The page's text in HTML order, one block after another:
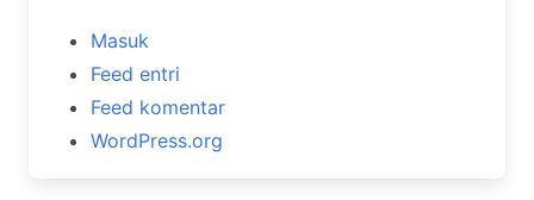
Masuk
Feed entri
Feed komentar
WordPress.org